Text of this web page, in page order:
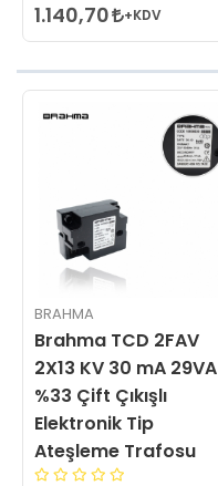
1.140,70 +KDV
BRAHMA
Brahma TCD 2FAV
2X13 KV 30 mA 29VA
%33 Çift Çıkışlı
Elektronik Tip
Ateşleme Trafosu